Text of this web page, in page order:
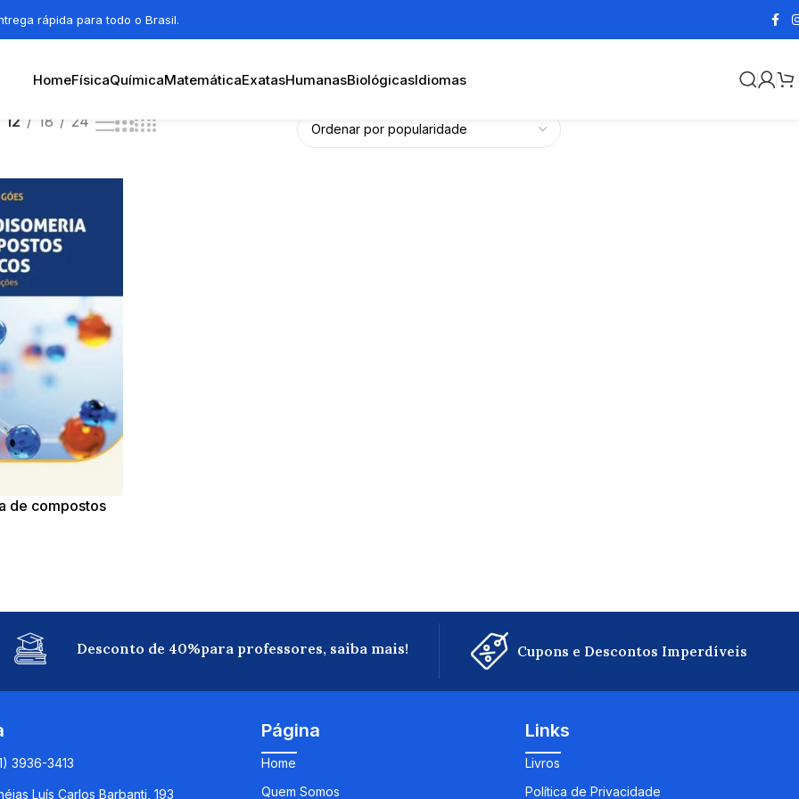
rápida para todo o Brasil.
HomeFísicaQuímicaMatemáticaExatasHumanasBiológicasIdiomas
12 18 24
de compostos
Desconto de 40%para professores, saiba mais! Cupons e Descontos Imperdíveis
3936-3413
Luís Carlos Barbanti, 193
Página
Home
Quem Somos
Links
Livros
Política de Privacidade